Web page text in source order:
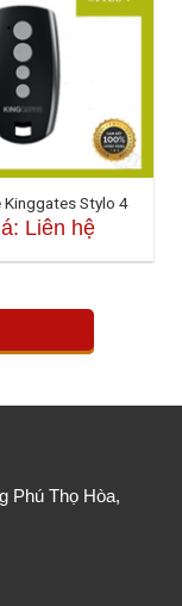
Kinggates Stylo 4
Liên hệ
Phú Thọ Hòa,